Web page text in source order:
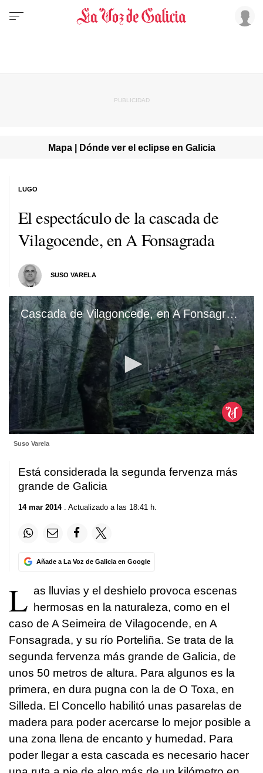
Mapa | Dónde ver el eclipse en Galicia
El espectáculo de la cascada de
Vilagocende, en A Fonsagrada
SUSO VARELA
LUGO
Cascada de Vilagoncede, en A Fonsagrada
seconds
seconds
Suso Varela
Está considerada la segunda fervenza más
grande de Galicia
14 mar 2014. Actualizado a las 18:41 h.
Añade a La Voz de Galicia en Google
L as lluvias y el deshielo provoca escenas
hermosas en la naturaleza, como en el
caso de A Seimeira de Vilagocende, en A
Fonsagrada, y su río Porteliña. Se trata de la
segunda fervenza más grande de Galicia, de
unos 50 metros de altura. Para algunos es la
primera, en dura pugna con la de O Toxa, en
Silleda. El Concello habilitó unas pasarelas de
madera para poder acercarse lo mejor posible a
una zona llena de encanto y humedad. Para
poder llegar a esta cascada es necesario hacer